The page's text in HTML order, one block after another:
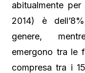
abitualmente
2014) è
genere,
emergono tra le
compresa tra i